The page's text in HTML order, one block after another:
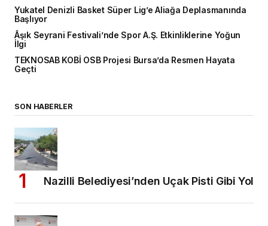
Yukatel Denizli Basket Süper Lig’e Aliağa Deplasmanında
Başlıyor
Âşık Seyrani Festivali’nde Spor A.Ş. Etkinliklerine Yoğun
İlgi
TEKNOSAB KOBİ OSB Projesi Bursa’da Resmen Hayata
Geçti
SON HABERLER
Nazilli Belediyesi’nden Uçak Pisti Gibi Yol